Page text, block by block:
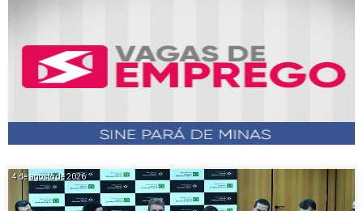
4 de agosto de 2026